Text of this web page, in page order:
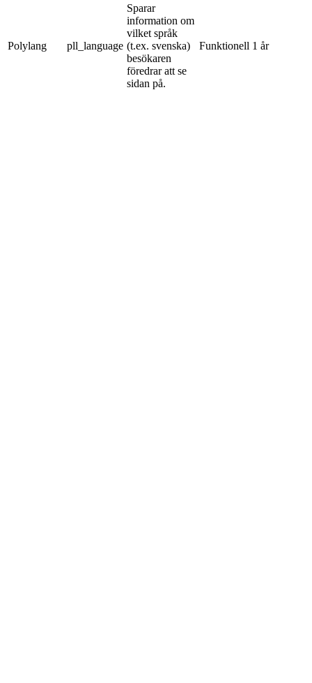
Polylang pll_language
Sparar
information om
vilket språk
(t.ex. svenska)
besökaren
föredrar att se
sidan på.
Funktionell 1 år